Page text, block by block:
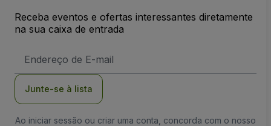
Receba eventos e ofertas interessantes diretamente
na sua caixa de entrada
de
Junte-se à lista
Ao iniciar sessão ou criar uma conta, concorda com o nosso